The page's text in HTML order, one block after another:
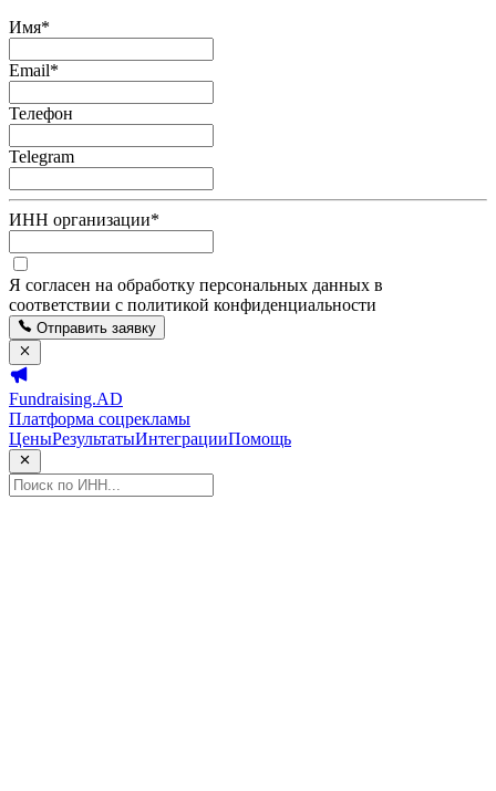
Имя*
Email*
Телефон
Telegram
ИНН организации*
Я согласен на обработку персональных данных в
соответствии с политикой конфиденциальности
Отправить заявку
Fundraising.AD
Платформа соцрекламы
ЦеныРезультатыИнтеграцииПомощь